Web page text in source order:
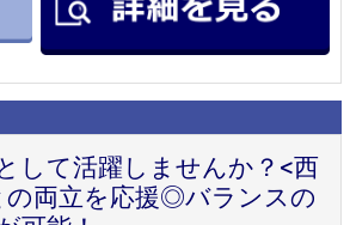
して活躍しませんか？<西
の両立を応援◎バランスの